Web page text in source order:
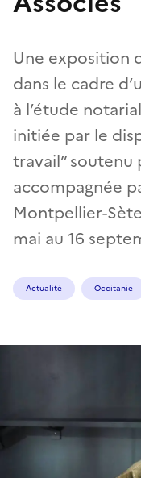
Une exposition
dans le cadre
à l’étude
initiée par le
travail” soutenu
accompagnée
Montpellier-
mai au 16
Actualité Occitanie